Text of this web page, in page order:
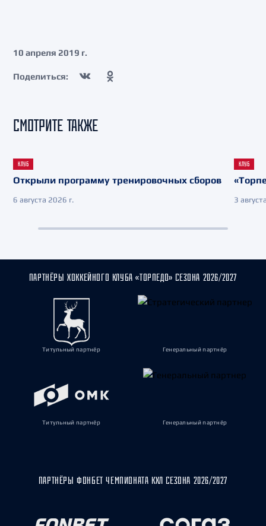
10 апреля 2019 г.
Поделиться:
СМОТРИТЕ ТАКЖЕ
КЛУБ
Открыли программу тренировочных сборов
6 августа 2026 г.
КЛУБ
3
ПАРТНЁРЫ ХОККЕЙНОГО КЛУБА «ТОРПЕДО» СЕЗОНА 2026/2027
Титульный партнёр Генеральный партнёр
Титульный партнёр Генеральный партнёр
ПАРТНЁРЫ ФОНБЕТ ЧЕМПИОНАТА КХЛ СЕЗОНА 2026/2027